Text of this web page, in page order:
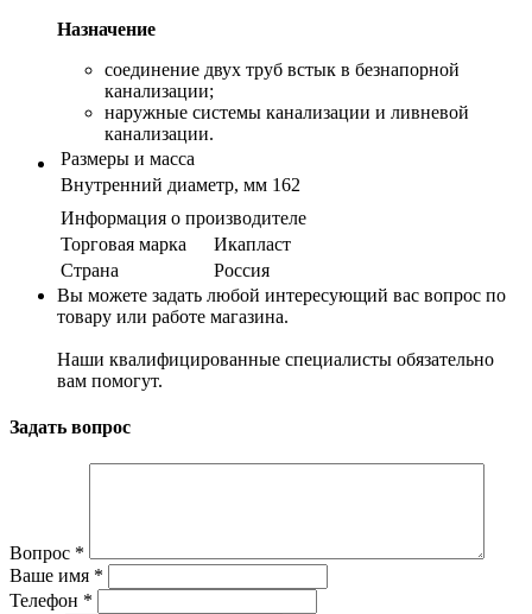
Назначение
соединение двух труб встык в безнапорной
канализации;
наружные системы канализации и ливневой
канализации.
Размеры и масса
Внутренний диаметр, мм 162
Информация о производителе
Торговая марка
Икапласт
Страна
Россия
Вы можете задать любой интересующий вас вопрос по
товару или работе магазина.
Наши квалифицированные специалисты обязательно
вам помогут.
Задать вопрос
Вопрос *
Ваше имя *
Телефон *